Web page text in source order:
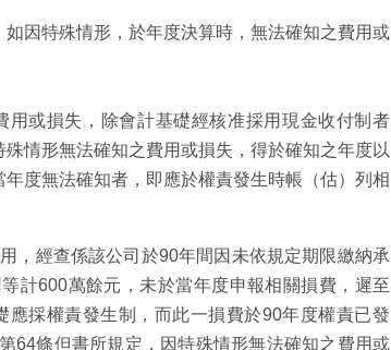
因特殊情形，於年度決算時，無法確知之費用或
或損失，除會計基礎經核准採用現金收付制者
情形無法確知之費用或損失，得於確知之年度以
度無法確知者，即應於權責發生時帳（估）列相
，經查係該公司於90年間因未依規定期限繳納承
計600萬餘元，未於當年度申報相關損費，遲至
採權責發生制，而此一損費於90年度權責已發
64條但書所規定，因特殊情形無法確知之費用或